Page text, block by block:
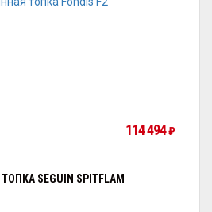
114 494₽
SEGUIN SPITFLAM